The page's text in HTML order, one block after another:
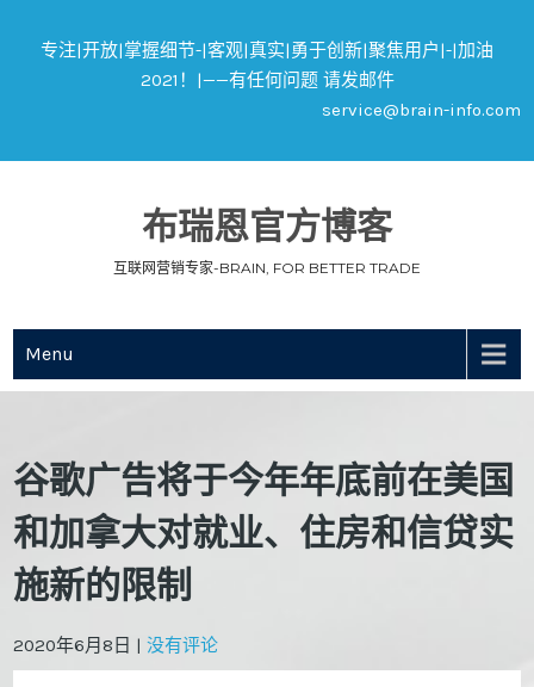
专注|开放|掌握细节-|客观|真实|勇于创新|聚焦用户|-|加油
2021！|——有任何问题 请发邮件
service@brain-info.com
布瑞恩官方博客
互联网营销专家-BRAIN, FOR BETTER TRADE
Menu
谷歌广告将于今年年底前在美国
和加拿大对就业、住房和信贷实
施新的限制
2020年6月8日 |没有评论